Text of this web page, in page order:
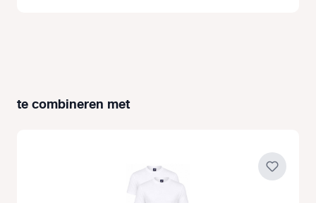
Productgalerij overslaan
te combineren met